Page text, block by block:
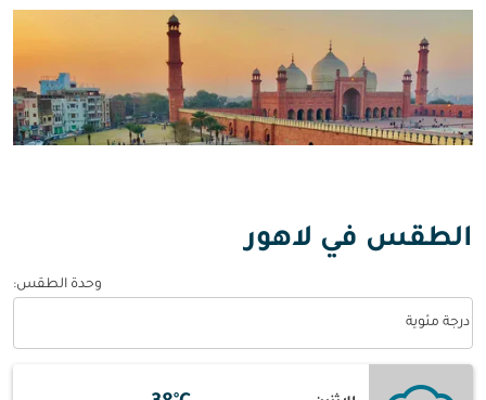
الطقس في لاهور
وحدة الطقس:
درجة مئوية